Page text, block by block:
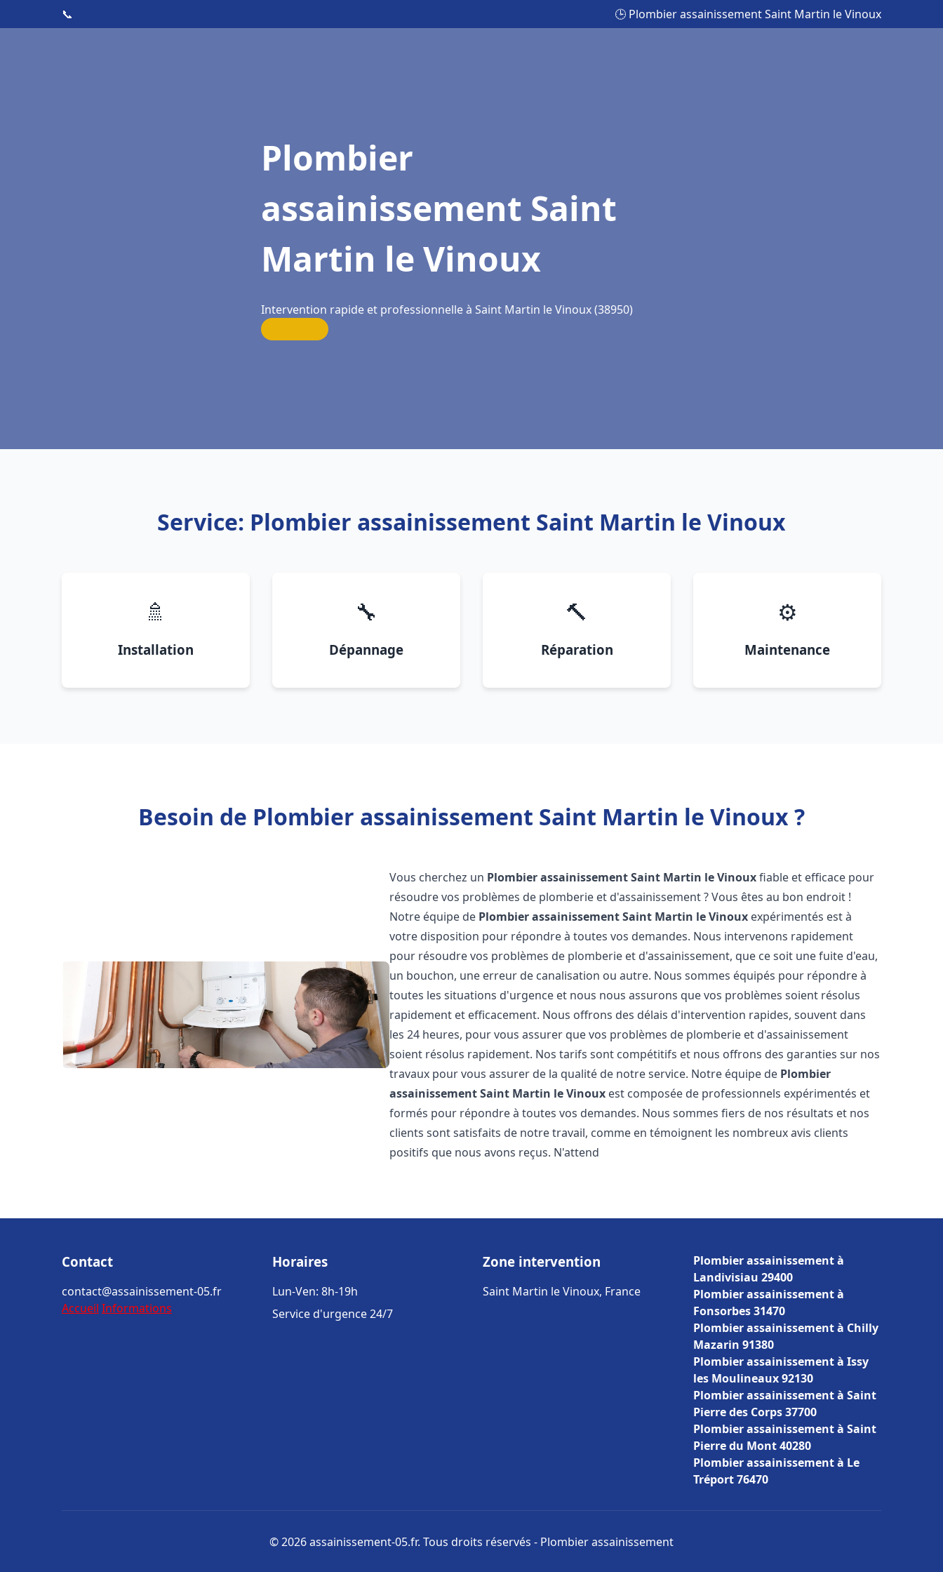
📞 🕒 Plombier assainissement Saint Martin le Vinoux
Plombier
assainissement Saint
Martin le Vinoux
Intervention rapide et professionnelle à Saint Martin le Vinoux (38950)
Service: Plombier assainissement Saint Martin le Vinoux
🚿
Installation
🔧
Dépannage
🔨
Réparation
⚙️
Maintenance
Besoin de Plombier assainissement Saint Martin le Vinoux ?
Vous cherchez un Plombier assainissementSaint Martin le Vinouxfiable et efficace pour
résoudre vos problèmes de plomberie et d'assainissement ? Vous êtes au bon endroit !
Notre équipe de Plombier assainissementSaint Martin le Vinoux expérimentés est à
votre disposition pour répondre à toutes vos demandes. Nous intervenons rapidement
pour résoudre vos problèmes de plomberie et d'assainissement, que ce soit une fuite d'eau,
un bouchon, une erreur de canalisation ou autre. Nous sommes équipés pour répondre à
toutes les situations d'urgence et nous nous assurons que vos problèmes soient résolus
rapidement et efficacement. Nous offrons des délais d'intervention rapides, souvent dans
les 24 heures, pour vous assurer que vos problèmes de plomberie et d'assainissement
soient résolus rapidement. Nos tarifs sont compétitifs et nous offrons des garanties sur nos
travaux pour vous assurer de la qualité de notre service. Notre équipe de Plombier
assainissementSaint Martin le Vinoux est composée de professionnels expérimentés et
formés pour répondre à toutes vos demandes. Nous sommes fiers de nos résultats et nos
clients sont satisfaits de notre travail, comme en témoignent les nombreux avis clients
positifs que nous avons reçus. N'attend
Contact
contact@assainissement-05.fr
Accueil Informations
Horaires
Lun-Ven: 8h-19h
Service d'urgence 24/7
Zone intervention
Saint Martin le Vinoux, France
Plombier assainissement à
Landivisiau 29400
Plombier assainissement à
Fonsorbes 31470
Plombier assainissement à Chilly
Mazarin 91380
Plombier assainissement à Issy
les Moulineaux 92130
Plombier assainissement à Saint
Pierre des Corps 37700
Plombier assainissement à Saint
Pierre du Mont 40280
Plombier assainissement à Le
Tréport 76470
© 2026 assainissement-05.fr. Tous droits réservés - Plombier assainissement